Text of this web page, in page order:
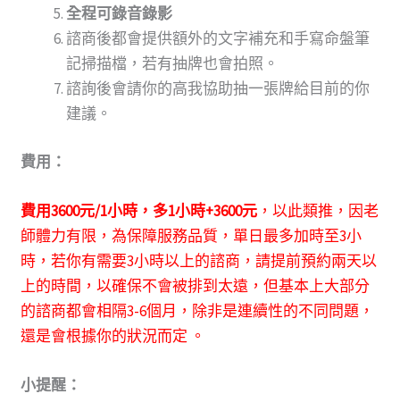
全程可錄音錄影
諮商後都會提供額外的文字補充和手寫命盤筆
記掃描檔，若有抽牌也會拍照。
諮詢後會請你的高我協助抽一張牌給目前的你
建議。
費用：
費用3600元/1小時 ，多1小時+3600元 ，以此類推，因老
師體力有限，為保障服務品質， 單日最多加時至3小
時，若你有需要3小時以上的諮商，請提前預約兩天以
上的時間，以確保不會被排到太遠，但基本上大部分
的諮商都會相隔3-6個月，除非是連續性的不同問題，
還是會根據你的狀況而定 。
小提醒：